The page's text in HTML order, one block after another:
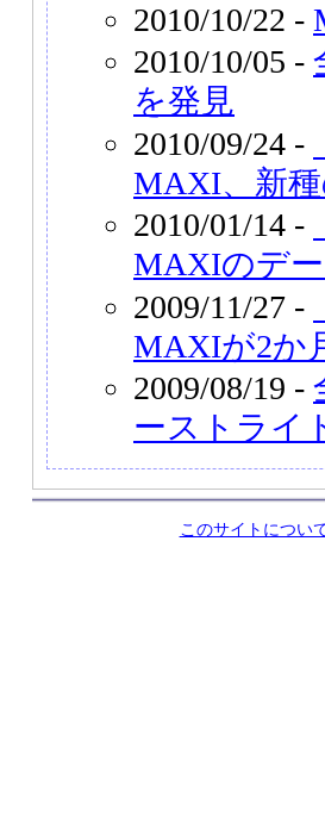
2010/10/22 -
2010/10/05 -
を発見
2010/09/24 -
MAXI、新
2010/01/14 -
MAXIのデ
2009/11/27 -
MAXIが2か
2009/08/19 -
ーストライ
このサイトについ